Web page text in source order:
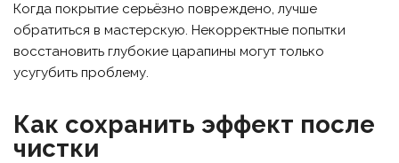
Когда покрытие серьёзно повреждено, лучше
обратиться в мастерскую. Некорректные попытки
восстановить глубокие царапины могут только
усугубить проблему.
Как сохранить эффект после
чистки